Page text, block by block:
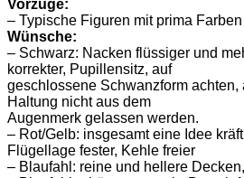
Vorzüge:
– Typische Figuren mit prima
Wünsche:
– Schwarz: Nacken flüssiger und
korrekter, Pupillensitz, auf
geschlossene Schwanzform
Haltung nicht aus dem
Augenmerk gelassen werden.
– Rot/Gelb: insgesamt eine Idee
Flügellage fester, Kehle freier
– Blaufahl: reine und hellere